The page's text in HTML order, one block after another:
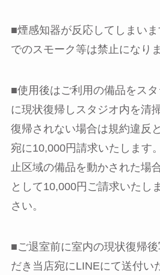
■煙感知器が反応してしまい
でのスモーク等は禁止になりま
■使用後はご利用の備品をス
に現状復帰しスタジオ内を清
復帰されない場合は規約違反
宛に10,000円請求いたします
止区域の備品を動かされた場
として10,000円ご請求いたし
さい。
■ご退室前に室内の現状復帰
だき当店宛にLINEにて送付い